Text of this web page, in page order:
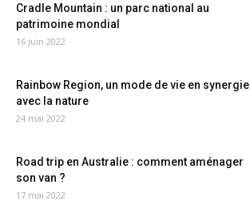
Cradle Mountain : un parc national au
patrimoine mondial
16 juin 2022
Rainbow Region, un mode de vie en synergie
avec la nature
24 mai 2022
Road trip en Australie : comment aménager
son van ?
17 mai 2022